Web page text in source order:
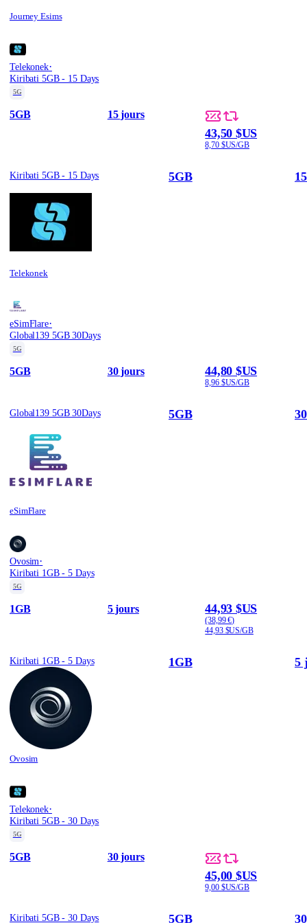
Journey Esims
Telekonek·
Kiribati 5GB - 15 Days
5G
5GB 15 jours
43,50 $US
8,70 $US/GB
Kiribati 5GB - 15 Days
Telekonek
5GB
eSimFlare·
Global139 5GB 30Days
5G
5GB 30 jours 44,80 $US
8,96 $US/GB
Global139 5GB 30Days
eSimFlare
5GB
Ovosim·
Kiribati 1GB - 5 Days
5G
1GB 5 jours 44,93 $US
(38,99 €)
44,93 $US/GB
Kiribati 1GB - 5 Days
Ovosim
1GB 5
Telekonek·
Kiribati 5GB - 30 Days
5G
5GB 30 jours
45,00 $US
9,00 $US/GB
Kiribati 5GB - 30 Days 5GB